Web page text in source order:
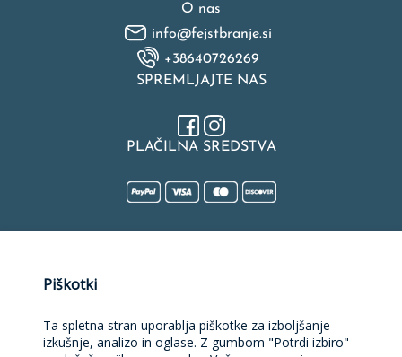
O nas
info@fejstbranje.si
+38640726269
SPREMLJAJTE NAS
PLAČILNA SREDSTVA
platforme in mobilne aplikacije sofinancirata Republika Slovenija
marketing.
Piškotki
Ta spletna stran uporablja piškotke za izboljšanje
izkušnje, analizo in oglase. Z gumbom "Potrdi izbiro"